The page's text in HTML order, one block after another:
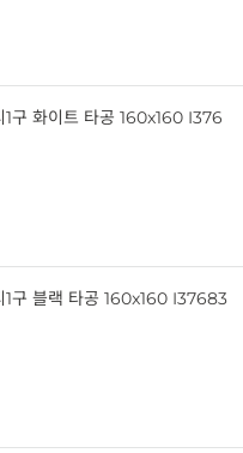
구 화이트 타공 160x160 I376
구 블랙 타공 160x160 I37683